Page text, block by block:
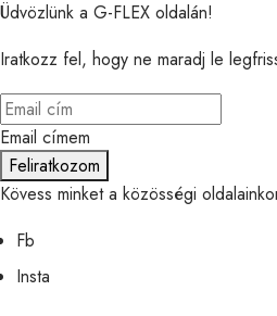
Üdvözlünk a G-FLEX oldalán!
Iratkozz fel, hogy ne maradj le
Email címem
Feliratkozom
Kövess minket a közösségi
Fb
Insta